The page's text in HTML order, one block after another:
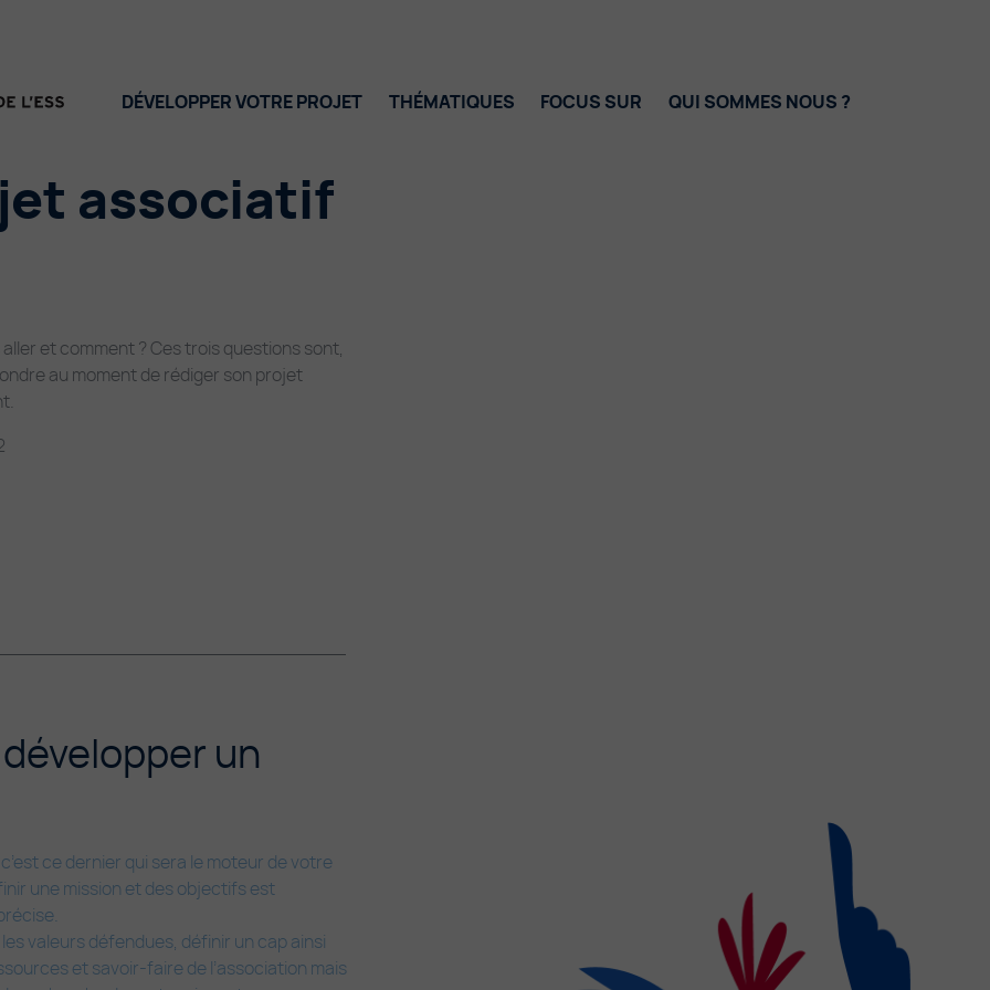
DÉVELOPPER VOTRE PROJET THÉMATIQUES FOCUS SUR QUI SOMMES NOUS ?
associatif
et comment ? Ces trois questions sont,
au moment de rédiger son projet
un
ce dernier qui sera le moteur de votre
une mission et des objectifs est
valeurs défendues, définir un cap ainsi
et savoir-faire de l’association mais